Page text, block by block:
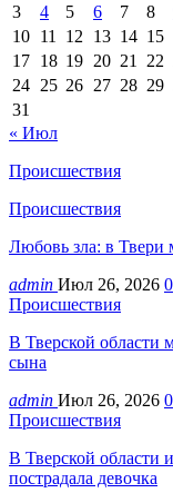
3
4 5 6 7 8
10 11 12 13 14 15
17 18 19 20 21 22
24 25 26 27 28 29
31
« Июл
Происшествия
Происшествия
Любовь зла: в Твери
admin Июл 26, 2026 0
Происшествия
В Тверской области
сына
admin Июл 26, 2026 0
Происшествия
В Тверской области
пострадала девочка